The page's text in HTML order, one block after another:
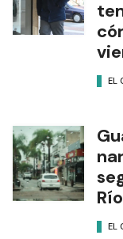
EL
EL